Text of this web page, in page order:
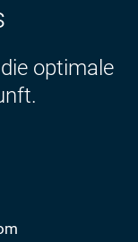
optimale